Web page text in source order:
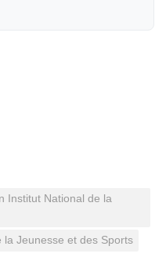
Institut National de la
la Jeunesse et des Sports